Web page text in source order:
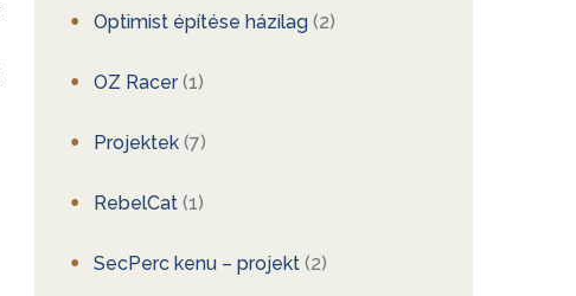
Optimist építése házilag (2)
OZ Racer(1)
Projektek (7)
RebelCat (1)
SecPerc kenu – projekt (2)